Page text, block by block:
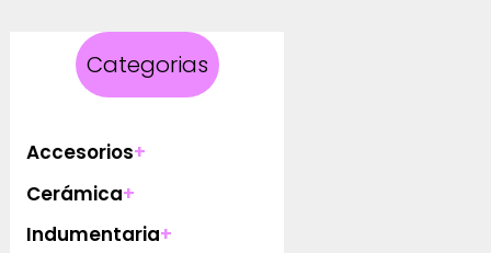
Categorias
Accesorios+
Cerámica+
Indumentaria+